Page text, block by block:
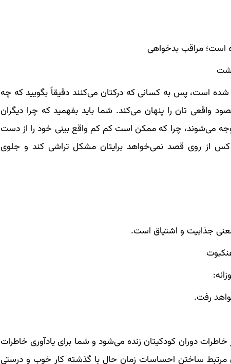
است؛ مراقب بدخواهی
است، پس به کسانی که درکتان می‌کنند دقیقاً بگویید که چه
واقعی تان را پنهان می‌کند. شما باید بفهمید که چرا دیگران
می‌شوند، چرا که ممکن است کم کم واقع بینی خود را از دست
از روی قصد نمی‌خواهد برایتان مشکل تراشی کند و جلوی
جذابیت و اشتیاق است.
رفت.
خاطرات دوران کودکیتان زنده می‌شود و شما برای یادآوری خاطرات
مرتبط ساختن احساسات زمان حال با گذشته کار خوب و درستی